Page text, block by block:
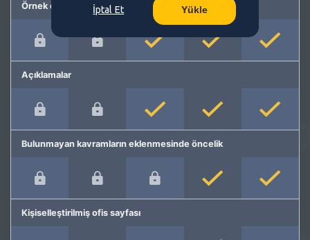
Örnek cümleler
Açıklamalar
Bulunmayan kavramların eklenmesinde öncelik
Kişiselleştirilmiş ofis sayfası
İptal Et Yükle